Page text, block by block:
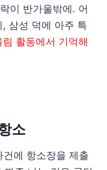
이 반가울밖에. 어
삼성 덕에 아주 특
활동에서 기억해
소
에 항소장을 제출